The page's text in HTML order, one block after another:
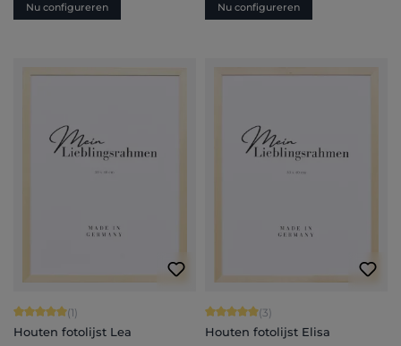
Nu configureren Nu configureren
Gemiddelde waardering van 5 van 5 sterren
(1)
Houten fotolijst Lea
Gemiddelde waardering van 5 van 5
(3)
Houten fotolijst Elisa